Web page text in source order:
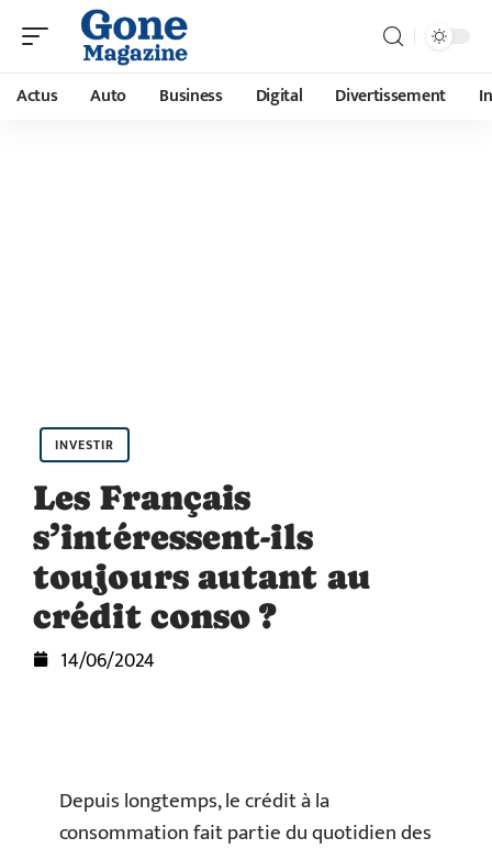
Actus Auto Business Digital Divertissement
INVESTIR
Les Français
s’intéressent-ils
toujours autant au
crédit conso ?
14/06/2024
Depuis longtemps, le crédit à la
consommation fait partie du quotidien des